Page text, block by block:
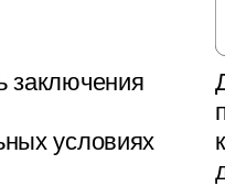
заключения
условиях